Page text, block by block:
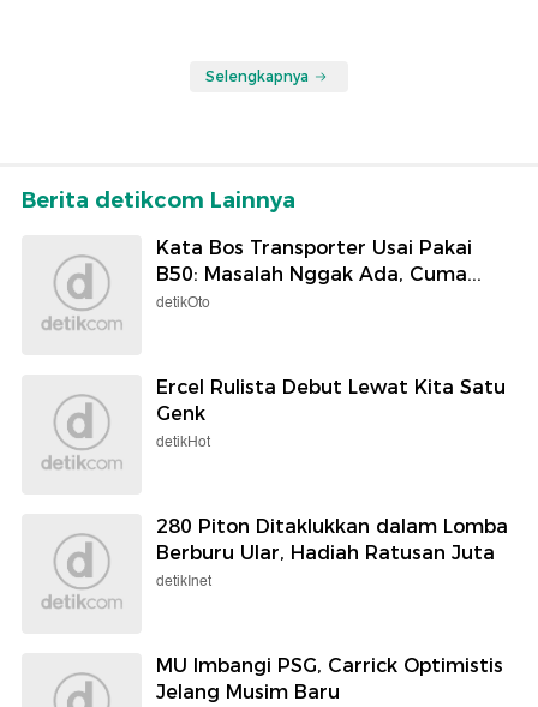
Selengkapnya
Berita detikcom Lainnya
Kata Bos Transporter Usai Pakai
B50: Masalah Nggak Ada, Cuma...
detikOto
Ercel Rulista Debut Lewat Kita Satu
Genk
detikHot
280 Piton Ditaklukkan dalam Lomba
Berburu Ular, Hadiah Ratusan Juta
detikInet
MU Imbangi PSG, Carrick Optimistis
Jelang Musim Baru